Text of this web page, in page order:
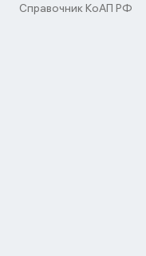
Справочник КоАП РФ